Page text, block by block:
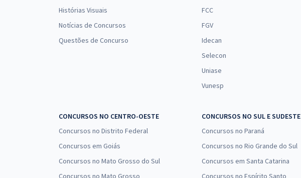
Histórias Visuais
Notícias de Concursos
Questões de Concurso
FCC
FGV
Idecan
Selecon
Uniase
Vunesp
CONCURSOS NO CENTRO-OESTE
Concursos no Distrito Federal
Concursos em Goiás
Concursos no Mato Grosso do Sul
Concursos no Mato Grosso
CONCURSOS NO SUL E SUDESTE
Concursos no Paraná
Concursos no Rio Grande do Sul
Concursos em Santa Catarina
Concursos no Espírito Santo